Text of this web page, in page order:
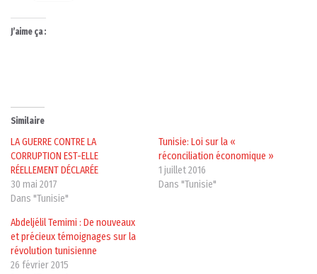
J’aime ça :
Similaire
LA GUERRE CONTRE LA
CORRUPTION EST-ELLE
RÉELLEMENT DÉCLARÉE
30 mai 2017
Dans "Tunisie"
Tunisie: Loi sur la «
réconciliation économique »
1 juillet 2016
Dans "Tunisie"
Abdeljélil Temimi : De nouveaux
et précieux témoignages sur la
révolution tunisienne
26 février 2015